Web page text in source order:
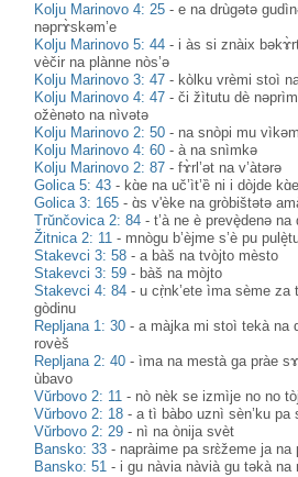
Kolju Marinovo 4: 25 -e na drùgətə
nəprɤ̀skəm’e
Kolju Marinovo 5: 44 - i às si znàix
vèčir na plànne nòs’ə
Kolju Marinovo 3: 47 - kòlku vrèmi stoì
Kolju Marinovo 4: 47 -či žìtutu dè
ožènəto na nìvətə
Kolju Marinovo 2: 50 - na snòpi mu
Kolju Marinovo 4: 60 -à na snìmkə
Kolju Marinovo 2: 87 -fɤ̀rl’ət na v’àtərə
Golica 5: 43 - kɑ̀e na uč’ìt’ȅ ni i dòjde
Golica 3: 165 -ɑ̀s v'èke na gròbištətə
Trŭnčovica 2: 84 -t’à ne è prevè̟denə na
Žitnica 2: 11 - mnògu b’èjme s’è pu
Stakevci 3: 58 -a bàš na tvòjto mèsto
Stakevci 3: 59 - bàš na mòjto
Stakevci 4: 84 -u cṛ̀nk’ete ìma sème za
gòdinu
Repljana 1: 30 -a màjka mi stoì tekà na
rovèš
Repljana 2: 40 -ìma na mestà ga pràe
ùbavo
Vŭrbovo 2: 11 - nò nèk se izmìje no no
Vŭrbovo 2: 18 -a tì bàbo uznì sèn’ku pa
Vŭrbovo 2: 29 - nì na ònija svèt
Bansko: 33 - napràime pa srɛ̀žeme ja
Bansko: 51 - i gu nàvia nàvià gu təkà na